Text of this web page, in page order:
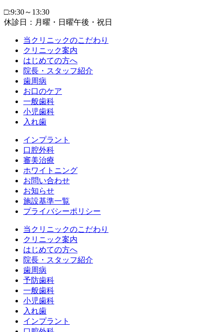
□:9:30～13:30
休診日：月曜・日曜午後・祝日
当クリニックのこだわり
クリニック案内
はじめての方へ
院長・スタッフ紹介
歯周病
お口のケア
一般歯科
小児歯科
入れ歯
インプラント
口腔外科
審美治療
ホワイトニング
お問い合わせ
お知らせ
施設基準一覧
プライバシーポリシー
当クリニックのこだわり
クリニック案内
はじめての方へ
院長・スタッフ紹介
歯周病
予防歯科
一般歯科
小児歯科
入れ歯
インプラント